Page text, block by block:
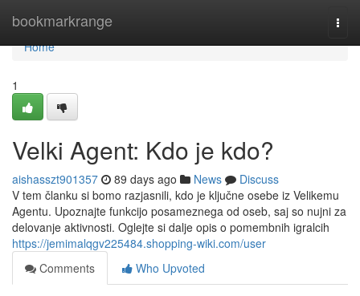
bookmarkrange
Home
Home
1
Velki Agent: Kdo je kdo?
aishasszt901357 89 days ago News
Discuss
V tem članku si bomo razjasnili, kdo je ključne osebe iz Velikemu
Agentu. Upoznajte funkcijo posameznega od oseb, saj so nujni za
delovanje aktivnosti. Oglejte si dalje opis o pomembnih igralcih
https://jemimalqgv225484.shopping-wiki.com/user
Comments
Who Upvoted